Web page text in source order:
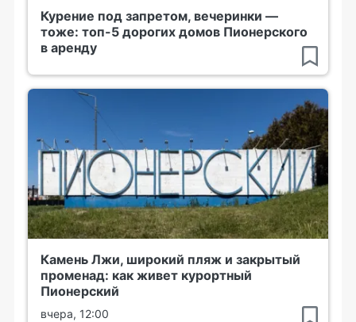
Курение под запретом, вечеринки —
тоже: топ-5 дорогих домов Пионерского
в аренду
Камень Лжи, широкий пляж и закрытый
променад: как живет курортный
Пионерский
вчера, 12:00